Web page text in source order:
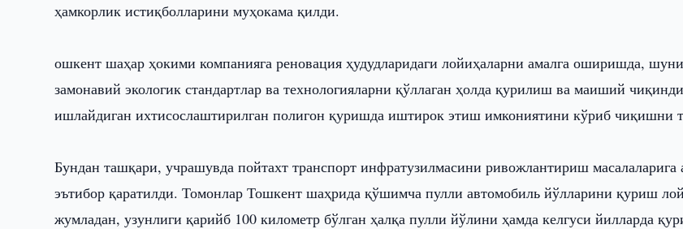
ҳамкорлик истиқболларини муҳокама қилди.
ошкент шаҳар ҳокими компанияга реновация ҳудудларидаги лойиҳаларни амалга оширишда,
замонавий экологик стандартлар ва технологияларни қўллаган ҳолда қурилиш ва маиший
ишлайдиган ихтисослаштирилган полигон қуришда иштирок этиш имкониятини кўриб чиқишни
Бундан ташқари, учрашувда пойтахт транспорт инфратузилмасини ривожлантириш масалаларига
эътибор қаратилди. Томонлар Тошкент шаҳрида қўшимча пулли автомобиль йўлларини қуриш
жумладан, узунлиги қарийб 100 километр бўлган ҳалқа пулли йўлини ҳамда келгуси йилларда